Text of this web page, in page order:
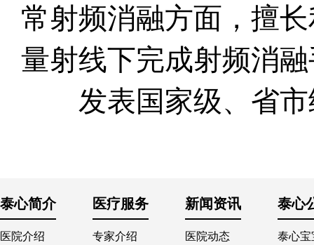
常射频消融方面，擅
量射线下完成射频消
发表国家级、省市
泰心简介 医疗服务 新闻资讯 泰心
医院介绍
专家介绍
医院动态
泰心宝